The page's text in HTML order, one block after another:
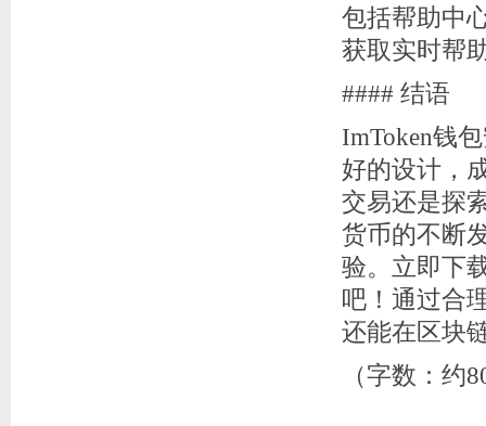
包括帮助中
获取实时帮
#### 结语
ImToken钱
好的设计，
交易还是探
货币的不断
验。立即下
吧！通过合
还能在区块
（字数：约